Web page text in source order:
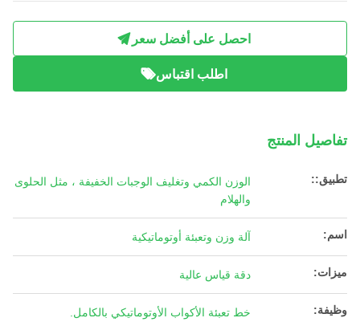
احصل على أفضل سعر
اطلب اقتباس
تفاصيل المنتج
تطبيق::
الوزن الكمي وتغليف الوجبات الخفيفة ، مثل الحلوى
والهلام
اسم: آلة وزن وتعبئة أوتوماتيكية
ميزات: دقة قياس عالية
وظيفة: خط تعبئة الأكواب الأوتوماتيكي بالكامل.